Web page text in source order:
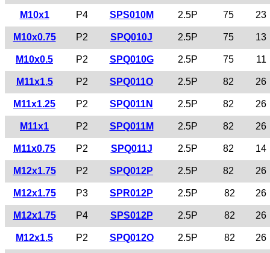
M10x1 P4 SPS010M 2.5P 75 23
M10x0.75 P2 SPQ010J 2.5P 75 13
M10x0.5 P2 SPQ010G 2.5P 75 11
M11x1.5 P2 SPQ011O 2.5P 82 26
M11x1.25 P2 SPQ011N 2.5P 82 26
M11x1 P2 SPQ011M 2.5P 82 26
M11x0.75 P2 SPQ011J 2.5P 82 14
M12x1.75 P2 SPQ012P 2.5P 82 26
M12x1.75 P3 SPR012P 2.5P 82 26
M12x1.75 P4 SPS012P 2.5P 82 26
M12x1.5 P2 SPQ012O 2.5P 82 26